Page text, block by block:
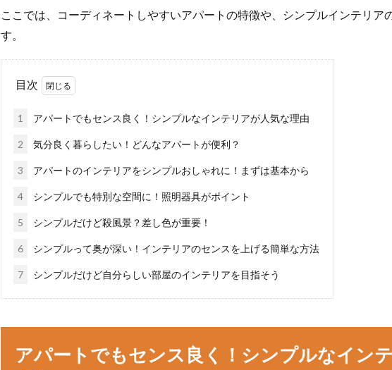
ここでは、コーディネートしやすいアパートの特徴や、シンプルインテリア
す。
目次
1 アパートでもセンス良く！シンプルなインテリアが人気な理由
2 気分良く暮らしたい！どんなアパートが便利？
3 アパートのインテリアをシンプルおしゃれに！まずは基本から
4 シンプルでも特別な空間に！照明器具がポイント
5 シンプルだけど殺風景？差し色が重要！
6 シンプルって奥が深い！インテリアのセンスを上げる簡単な方法
7 シンプルだけど自分らしい部屋のインテリアを目指そう
アパートでもセンス良く！シンプルなイン